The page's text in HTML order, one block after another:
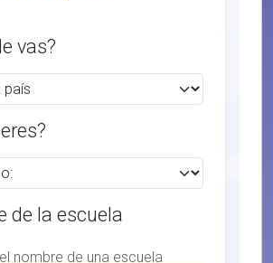
vas?
de la escuela